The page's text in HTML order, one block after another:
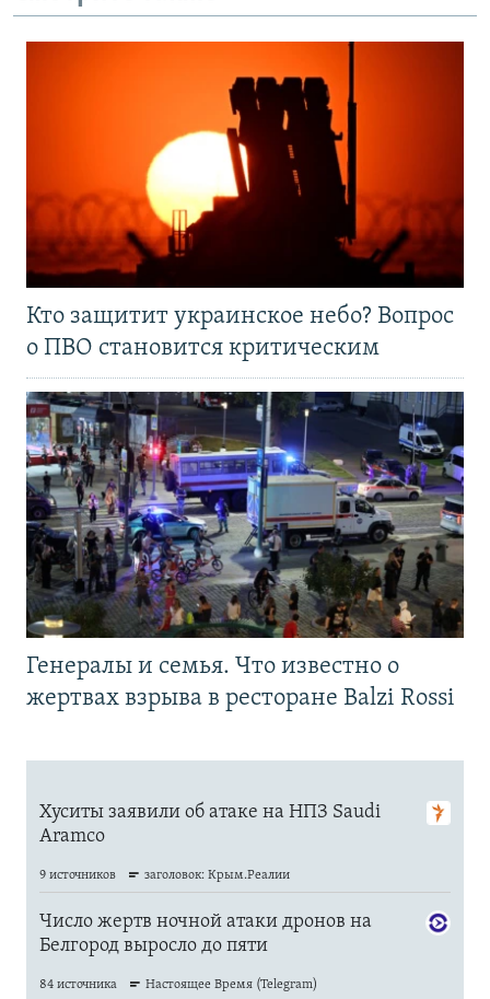
Кто защитит украинское небо? Вопрос
о ПВО становится критическим
Генералы и семья. Что известно о
жертвах взрыва в ресторане Balzi Rossi